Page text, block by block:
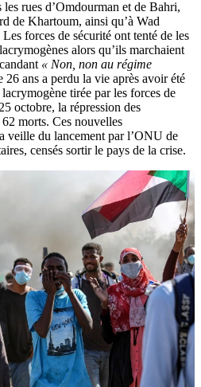
les rues d’Omdourman et de Bahri,
de Khartoum, ainsi qu’à Wad
forces de sécurité ont tenté de les
alors qu’ils marchaient
« Non, non au régime
26 ans a perdu la vie après avoir été
tirée par les forces de
octobre, la répression des
morts. Ces nouvelles
veille du lancement par l’ONU de
censés sortir le pays de la crise.